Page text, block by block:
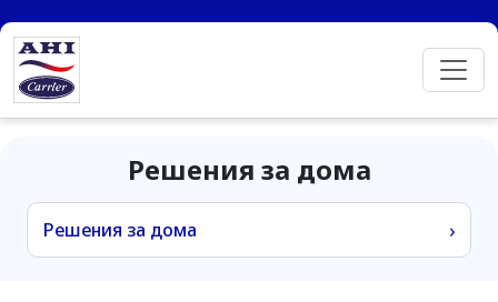
Решения за дома
›